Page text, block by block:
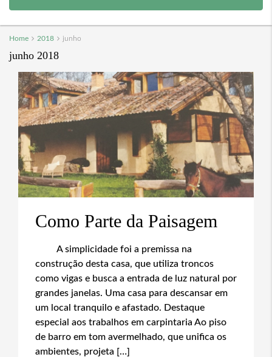
Home 2018 junho
junho 2018
Como Parte da Paisagem
A simplicidade foi a premissa na
construção desta casa, que utiliza troncos
como vigas e busca a entrada de luz natural por
grandes janelas. Uma casa para descansar em
um local tranquilo e afastado. Destaque
especial aos trabalhos em carpintaria Ao piso
de barro em tom avermelhado, que unifica os
ambientes, projeta […]